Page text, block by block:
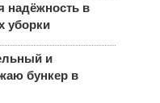
надёжность в
уборки
и
бункер в